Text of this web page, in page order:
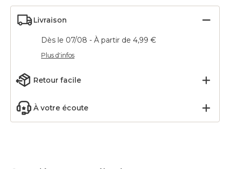
Livraison
Dès le 07/08 - À partir de 4,99 €
Plus d'infos
Retour facile
À votre écoute